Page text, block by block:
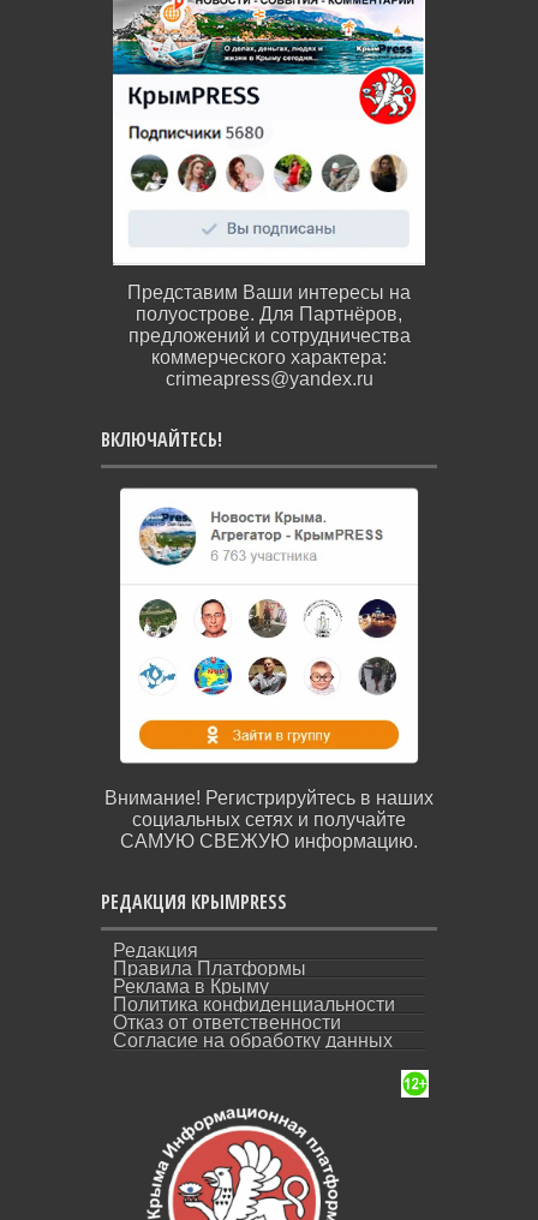
Представим Ваши интересы на
полуострове. Для Партнёров,
предложений и сотрудничества
коммерческого характера:
crimeapress@yandex.ru
ВКЛЮЧАЙТЕСЬ!
Внимание! Регистрируйтесь в наших
социальных сетях и получайте
САМУЮ СВЕЖУЮ информацию.
РЕДАКЦИЯ КРЫМPRESS
Редакция
Правила Платформы
Реклама в Крыму
Политика конфиденциальности
Отказ от ответственности
Согласие на обработку данных